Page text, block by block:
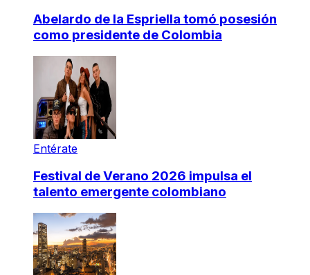
Abelardo de la Espriella tomó posesión
como presidente de Colombia
Entérate
Festival de Verano 2026 impulsa el
talento emergente colombiano